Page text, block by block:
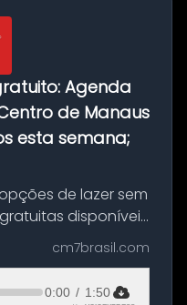
Agenda
de Manaus
esta semana;
de lazer sem
disponíveis
e quinta-feira
uma exposição
cm7brasil.com
0:00 / 1:50